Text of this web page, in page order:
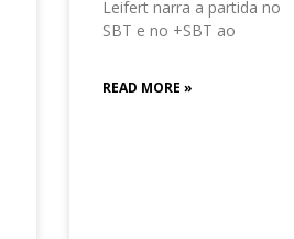
Leifert narra a partida no
SBT e no +SBT ao
READ MORE »